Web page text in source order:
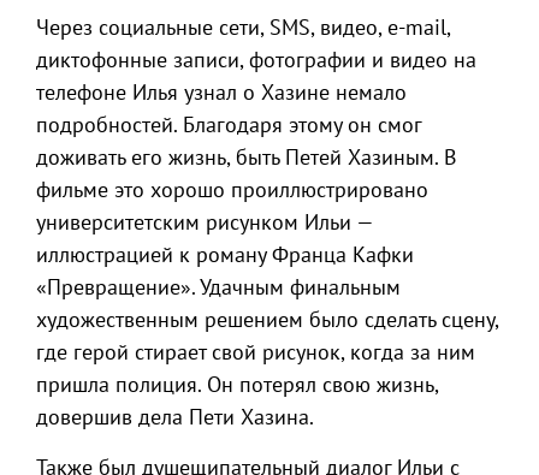
Через социальные сети, SMS, видео, e-mail,
диктофонные записи, фотографии и видео на
телефоне Илья узнал о Хазине немало
подробностей. Благодаря этому он смог
доживать его жизнь, быть Петей Хазиным. В
фильме это хорошо проиллюстрировано
университетским рисунком Ильи —
иллюстрацией к роману Франца Кафки
«Превращение». Удачным финальным
художественным решением было сделать сцену,
где герой стирает свой рисунок, когда за ним
пришла полиция. Он потерял свою жизнь,
довершив дела Пети Хазина.
Также был душещипательный диалог Ильи с